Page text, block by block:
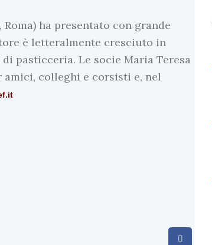
ha presentato con grande
è letteralmente cresciuto in
pasticceria. Le socie Maria Teresa
amici, colleghi e corsisti e, nel